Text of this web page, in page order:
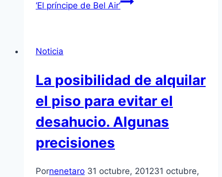
‘El príncipe de Bel Air’
Noticia
La posibilidad de alquilar
el piso para evitar el
desahucio. Algunas
precisiones
Pornenetaro 31 octubre, 201231 octubre,